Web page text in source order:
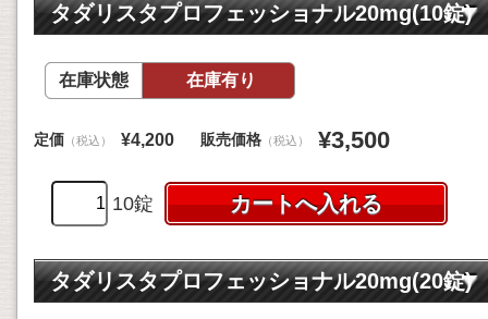
タダリスタプロフェッショナル20mg(10錠)
在庫状態 在庫有り
定価 （税込） ¥4,200 販売価格 （税込） ¥3,500
10錠
タダリスタプロフェッショナル20mg(20錠)